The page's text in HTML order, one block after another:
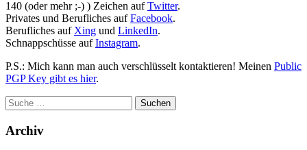
140 (oder mehr ;-) ) Zeichen aufTwitter.
Privates und Berufliches aufFacebook.
Berufliches auf Xing und LinkedIn.
Schnappschüsse aufInstagram.
P.S.: Mich kann man auch verschlüsselt kontaktieren! Meinen Public
PGP Key gibt es hier.
Archiv